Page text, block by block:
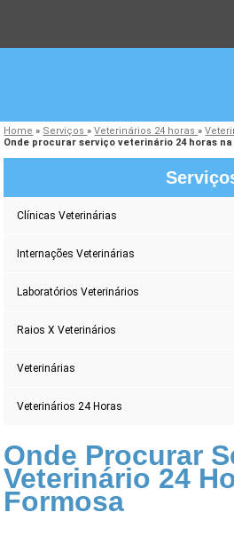
Home » Serviços»Veterinários 24 horas»
Onde procurar serviço veterinário 24 horas na
Clínicas Veterinárias
Internações Veterinárias
Laboratórios Veterinários
Raios X Veterinários
Veterinárias
Veterinários 24 Horas
Onde Procurar
Veterinário 24
Formosa